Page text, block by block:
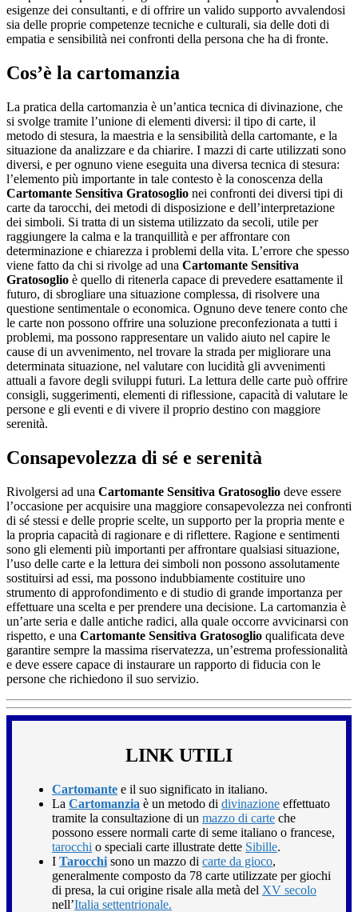
esigenze dei consultanti, e di offrire un valido supporto avvalendosi
sia delle proprie competenze tecniche e culturali, sia delle doti di
empatia e sensibilità nei confronti della persona che ha di fronte.
Cos’è la cartomanzia
La pratica della cartomanzia è un’antica tecnica di divinazione, che
si svolge tramite l’unione di elementi diversi: il tipo di carte, il
metodo di stesura, la maestria e la sensibilità della cartomante, e la
situazione da analizzare e da chiarire. I mazzi di carte utilizzati sono
diversi, e per ognuno viene eseguita una diversa tecnica di stesura:
l’elemento più importante in tale contesto è la conoscenza della
Cartomante Sensitiva Gratosoglio nei confronti dei diversi tipi di
carte da tarocchi, dei metodi di disposizione e dell’interpretazione
dei simboli. Si tratta di un sistema utilizzato da secoli, utile per
raggiungere la calma e la tranquillità e per affrontare con
determinazione e chiarezza i problemi della vita. L’errore che spesso
viene fatto da chi si rivolge ad una Cartomante Sensitiva
Gratosoglio è quello di ritenerla capace di prevedere esattamente il
futuro, di sbrogliare una situazione complessa, di risolvere una
questione sentimentale o economica. Ognuno deve tenere conto che
le carte non possono offrire una soluzione preconfezionata a tutti i
problemi, ma possono rappresentare un valido aiuto nel capire le
cause di un avvenimento, nel trovare la strada per migliorare una
determinata situazione, nel valutare con lucidità gli avvenimenti
attuali a favore degli sviluppi futuri. La lettura delle carte può offrire
consigli, suggerimenti, elementi di riflessione, capacità di valutare le
persone e gli eventi e di vivere il proprio destino con maggiore
serenità.
Consapevolezza di sé e serenità
Rivolgersi ad una Cartomante Sensitiva Gratosoglio deve essere
l’occasione per acquisire una maggiore consapevolezza nei confronti
di sé stessi e delle proprie scelte, un supporto per la propria mente e
la propria capacità di ragionare e di riflettere. Ragione e sentimenti
sono gli elementi più importanti per affrontare qualsiasi situazione,
l’uso delle carte e la lettura dei simboli non possono assolutamente
sostituirsi ad essi, ma possono indubbiamente costituire uno
strumento di approfondimento e di studio di grande importanza per
effettuare una scelta e per prendere una decisione. La cartomanzia è
un’arte seria e dalle antiche radici, alla quale occorre avvicinarsi con
rispetto, e una Cartomante Sensitiva Gratosoglio qualificata deve
garantire sempre la massima riservatezza, un’estrema professionalità
e deve essere capace di instaurare un rapporto di fiducia con le
persone che richiedono il suo servizio.
LINK UTILI
Cartomante e il suo significato in italiano.
La Cartomanzia è un metodo di divinazione effettuato
tramite la consultazione di un mazzo di carte che
possono essere normali carte di seme italiano o francese,
tarocchi o speciali carte illustrate dette Sibille.
I Tarocchi sono un mazzo di carte da gioco,
generalmente composto da 78 carte utilizzate per giochi
di presa, la cui origine risale alla metà del XV secolo
nell’Italia settentrionale.